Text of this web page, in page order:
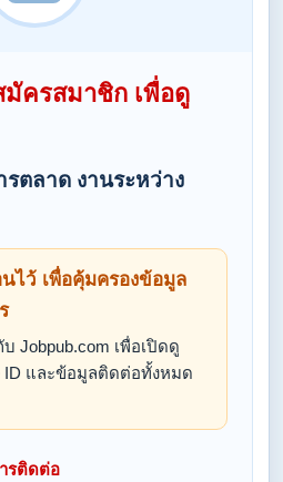
มัครสมาชิก เพื่อดู
ตลาด งานระหว่าง
ไว้ เพื่อคุ้มครองข้อมูล
Jobpub.com เพื่อเปิดดู
ID และข้อมูลติดต่อทั้งหมด
รติดต่อ